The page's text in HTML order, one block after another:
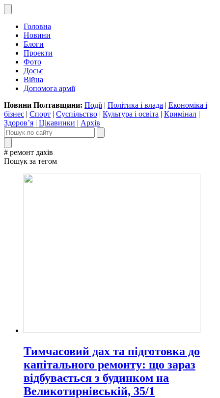
Головна
Новини
Блоги
Проекти
Фото
Досьє
Війна
Допомога армії
Новини Полтавщини: Події| Політика і влада | Економіка і
бізнес | Спорт | Суспільство | Культура і освіта | Кримінал |
Здоров’я | Цікавинки | Архів
# ремонт дахів
Пошук за тегом
Тимчасовий дах та підготовка до
капітального ремонту: що зараз
відбувається з будинком на
Великотирнівській, 35/1